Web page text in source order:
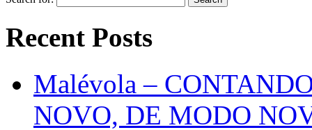
Recent Posts
Malévola –
NOVO, DE MODO